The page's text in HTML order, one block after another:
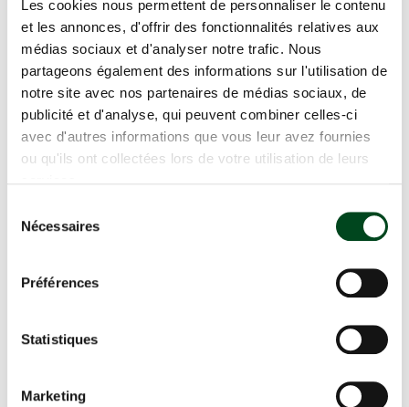
Les cookies nous permettent de personnaliser le contenu
et les annonces, d'offrir des fonctionnalités relatives aux
médias sociaux et d'analyser notre trafic. Nous
partageons également des informations sur l'utilisation de
notre site avec nos partenaires de médias sociaux, de
publicité et d'analyse, qui peuvent combiner celles-ci
avec d'autres informations que vous leur avez fournies
ou qu'ils ont collectées lors de votre utilisation de leurs
Nécessaires
Préférences
Statistiques
Marketing
Partager sur